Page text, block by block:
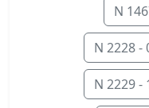
N
N 2228 -
N 2229 -